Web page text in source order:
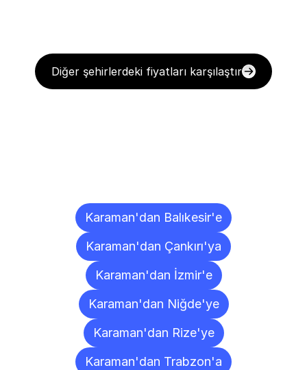
Diğer şehirlerdeki fiyatları karşılaştır
Karaman'dan Balıkesir'e
Karaman'dan Çankırı'ya
Karaman'dan İzmir'e
Karaman'dan Niğde'ye
Karaman'dan Rize'ye
Karaman'dan Trabzon'a